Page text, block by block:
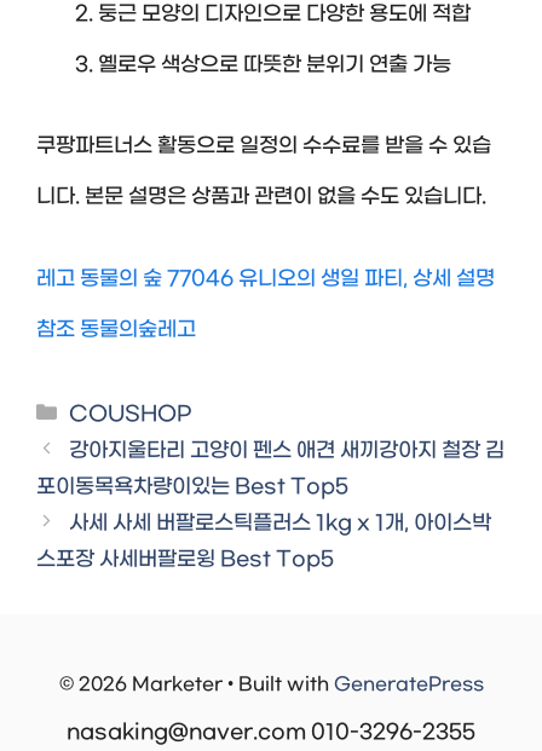
둥근 모양의 디자인으로 다양한 용도에 적합
옐로우 색상으로 따뜻한 분위기 연출 가능
쿠팡파트너스 활동으로 일정의 수수료를 받을 수 있습
니다. 본문 설명은 상품과 관련이 없을 수도 있습니다.
레고 동물의 숲 77046 유니오의 생일 파티, 상세 설명
참조 동물의숲레고
Categories
COUSHOP
강아지울타리 고양이 펜스 애견 새끼강아지 철장 김
포이동목욕차량이있는 Best Top5
사세 사세 버팔로스틱플러스 1kg x 1개, 아이스박
스포장 사세버팔로윙 Best Top5
© 2026 Marketer • Built with GeneratePress
nasaking@naver.com 010-3296-2355